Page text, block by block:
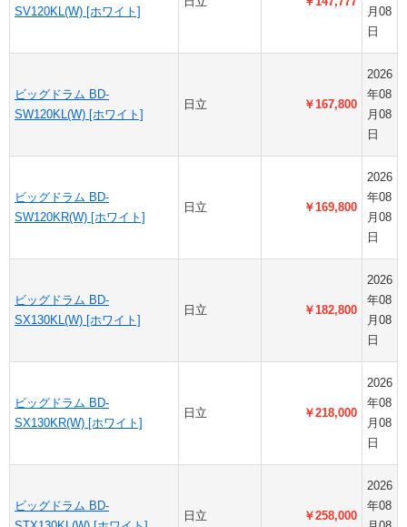
SV120KL(W) [ホワイト]
月08
日
ビッグドラム BD-
SW120KL(W) [ホワイト]
日立 ￥167,800
2026
年08
月08
日
ビッグドラム BD-
SW120KR(W) [ホワイト]
日立 ￥169,800
2026
年08
月08
日
ビッグドラム BD-
SX130KL(W) [ホワイト]
日立 ￥182,800
2026
年08
月08
日
ビッグドラム BD-
SX130KR(W) [ホワイト]
日立 ￥218,000
2026
年08
月08
日
ビッグドラム BD-
日立 ￥258,000
2026
年08